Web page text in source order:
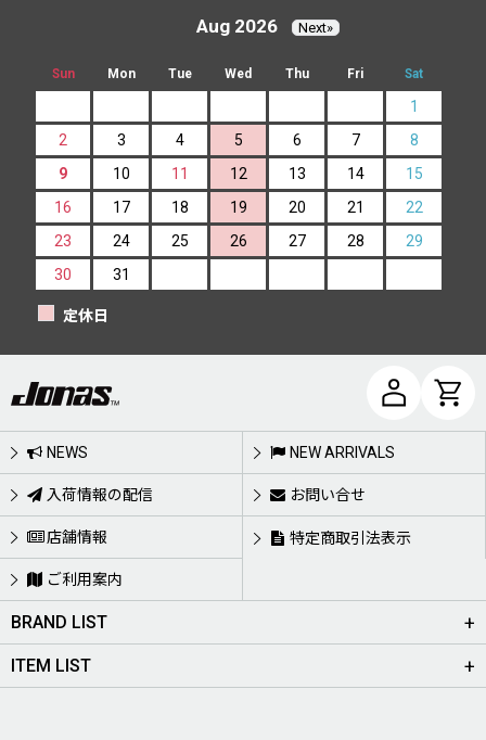
Aug 2026 Next»
Sun Mon Tue Wed Thu Fri Sat
1
2
3 4 5 6 7
8
9
10 11 12 13 14
15
16
17 18 19 20 21
22
23
24 25 26 27 28
29
30
31
定休日
NEWS NEW ARRIVALS
入荷情報の配信 お問い合せ
店舗情報 特定商取引法表示
ご利用案内
BRAND LIST
ITEM LIST